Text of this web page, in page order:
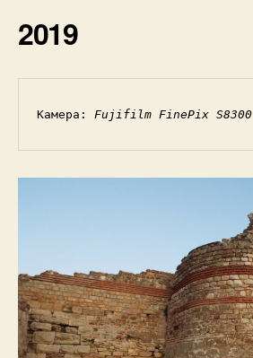
2019
Камера: Fujifilm FinePix S8300